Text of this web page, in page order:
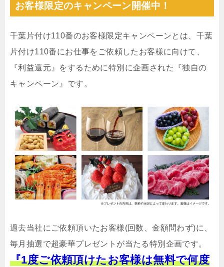
お客様限定のキャンペーン開催中！
千葉片付け110番のお客様限定キャンペーンとは、千葉
片付け110番にお仕事をご依頼したお客様に向けて、
『利益還元』をするために特別に企画された『独自の
キャンペーン』です。
過去当社にご依頼頂いたお客様(回数、金額問わず)に、
毎月抽選で超豪華プレゼントが当たる特別企画です。
『1度ご依頼頂けたお客様は無料で何度